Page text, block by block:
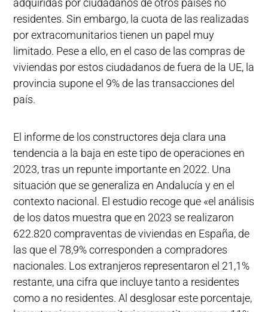
adquiridas por ciudadanos de otros países no
residentes. Sin embargo, la cuota de las realizadas
por extracomunitarios tienen un papel muy
limitado. Pese a ello, en el caso de las compras de
viviendas por estos ciudadanos de fuera de la UE, la
provincia supone el 9% de las transacciones del
país.
El informe de los constructores deja clara una
tendencia a la baja en este tipo de operaciones en
2023, tras un repunte importante en 2022. Una
situación que se generaliza en Andalucía y en el
contexto nacional. El estudio recoge que «el análisis
de los datos muestra que en 2023 se realizaron
622.820 compraventas de viviendas en España, de
las que el 78,9% corresponden a compradores
nacionales. Los extranjeros representaron el 21,1%
restante, una cifra que incluye tanto a residentes
como a no residentes. Al desglosar este porcentaje,